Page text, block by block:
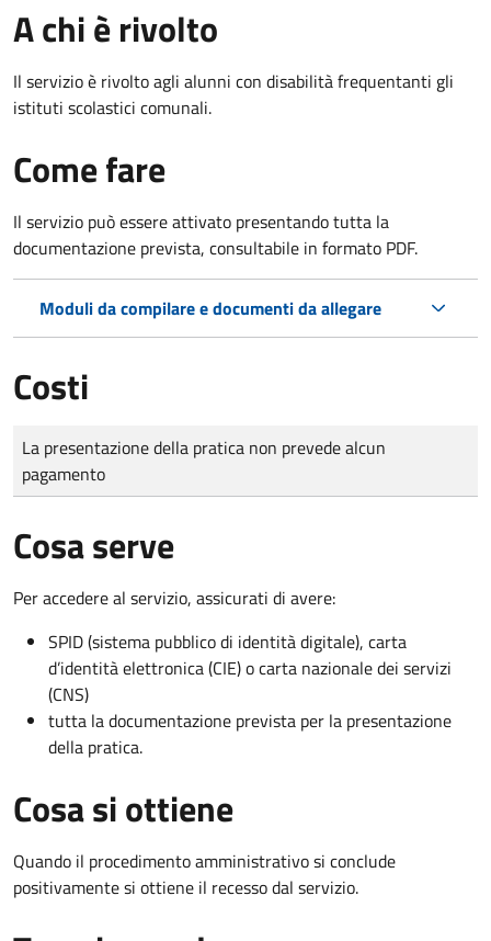
A chi è rivolto
Il servizio è rivolto agli alunni con disabilità frequentanti gli
istituti scolastici comunali.
Come fare
Il servizio può essere attivato presentando tutta la
documentazione prevista, consultabile in formato PDF.
Moduli da compilare e documenti da allegare
Costi
Tipo di pagamento
Importo
La presentazione della pratica non prevede alcun
pagamento
Cosa serve
Per accedere al servizio, assicurati di avere:
SPID (sistema pubblico di identità digitale), carta
d’identità elettronica (CIE) o carta nazionale dei servizi
(CNS)
tutta la documentazione prevista per la presentazione
della pratica.
Cosa si ottiene
Quando il procedimento amministrativo si conclude
positivamente si ottiene il recesso dal servizio.